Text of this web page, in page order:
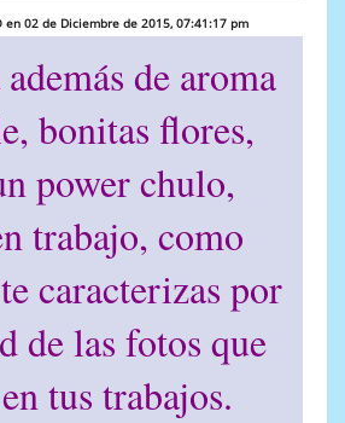
en 02 de Diciembre de 2015, 07:41:17 pm
de aroma
bonitas flores,
power chulo,
trabajo, como
caracterizas por
de las fotos que
tus trabajos.